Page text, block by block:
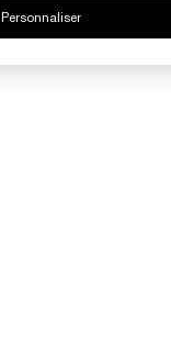
Personnaliser